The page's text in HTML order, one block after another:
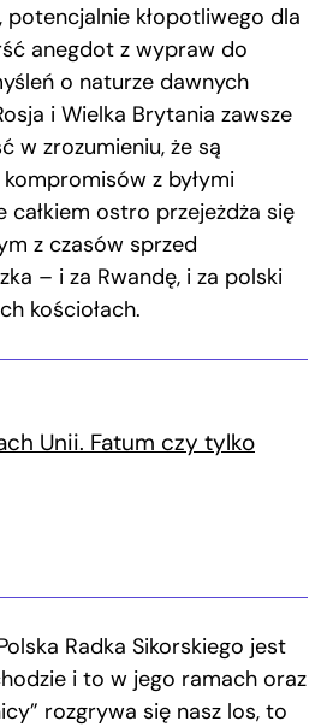
potencjalnie kłopotliwego dla
anegdot z wypraw do
o naturze dawnych
i Wielka Brytania zawsze
w zrozumieniu, że są
z byłymi
całkiem ostro przejeżdża się
z czasów sprzed
– i za Rwandę, i za polski
kościołach.
Unii. Fatum czy tylko
Radka Sikorskiego jest
i to w jego ramach oraz
rozgrywa się nasz los, to